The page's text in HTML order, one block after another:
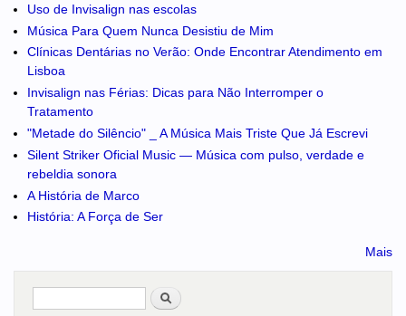
Uso de Invisalign nas escolas
Música Para Quem Nunca Desistiu de Mim
Clínicas Dentárias no Verão: Onde Encontrar Atendimento em
Lisboa
Invisalign nas Férias: Dicas para Não Interromper o
Tratamento
"Metade do Silêncio" _ A Música Mais Triste Que Já Escrevi
Silent Striker Oficial Music — Música com pulso, verdade e
rebeldia sonora
A História de Marco
História: A Força de Ser
Mais
Pesquisar